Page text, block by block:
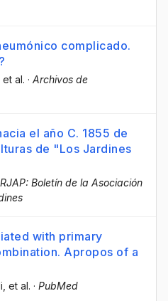
complicado.
, et al. · Archivos de
el año C. 1855 de
de "Los Jardines
Boletín de la Asociación
with primary
Apropos of a
, et al. · PubMed